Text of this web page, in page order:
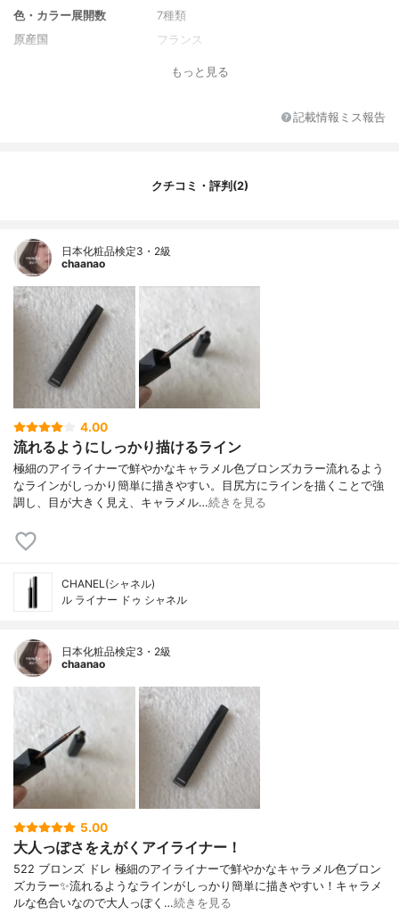
色・カラー展開数
7種類
原産国
フランス
もっと見る
記載情報ミス報告
クチコミ・評判(2)
日本化粧品検定3・2級
chaanao
4.00
流れるようにしっかり描けるライン
極細のアイライナーで鮮やかなキャラメル色ブロンズカラー流れるよう
なラインがしっかり簡単に描きやすい。目尻方にラインを描くことで強
調し、目が大きく見え、キャラメル…続きを見る
CHANEL(シャネル)
ル ライナー ドゥ シャネル
日本化粧品検定3・2級
chaanao
5.00
大人っぽさをえがくアイライナー！
522 ブロンズ ドレ 極細のアイライナーで鮮やかなキャラメル色ブロン
ズカラー✨流れるようなラインがしっかり簡単に描きやすい！キャラメ
ルな色合いなので大人っぽく…続きを見る